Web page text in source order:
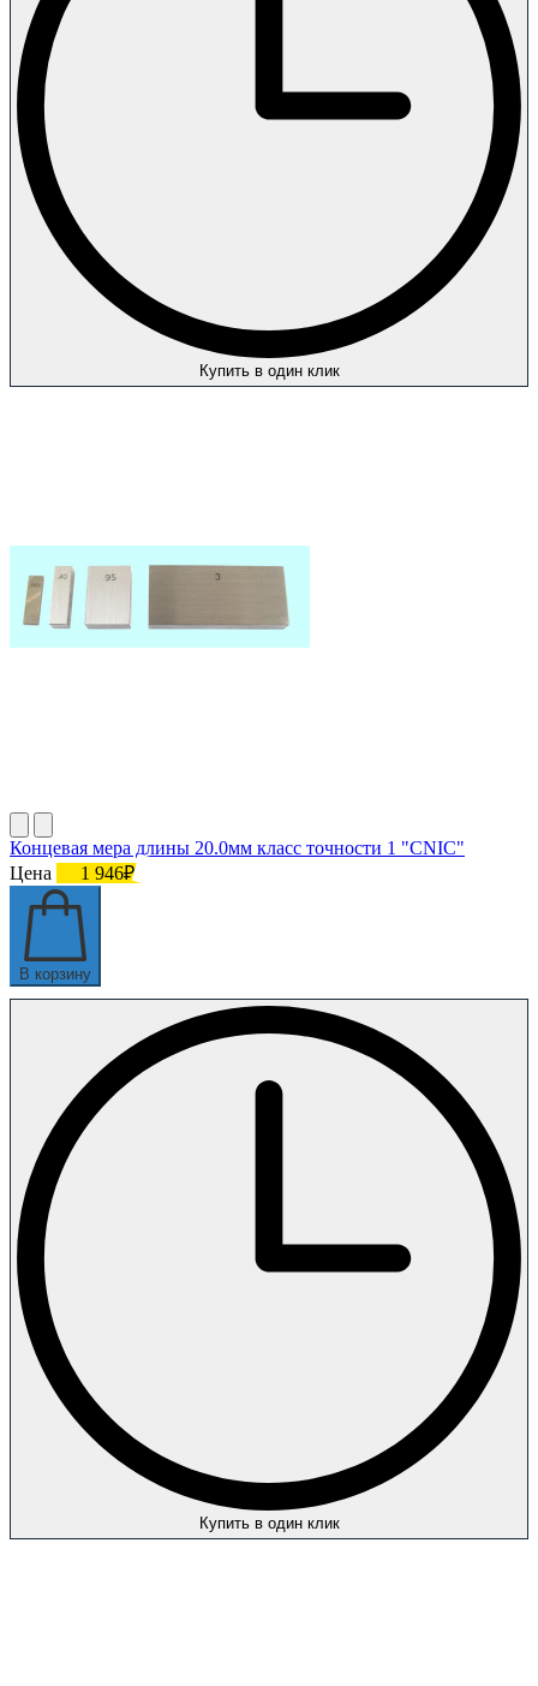
Купить в один клик
Концевая мера длины 20.0мм класс точности 1 "CNIC"
Цена
1 946₽
В корзину
Купить в один клик